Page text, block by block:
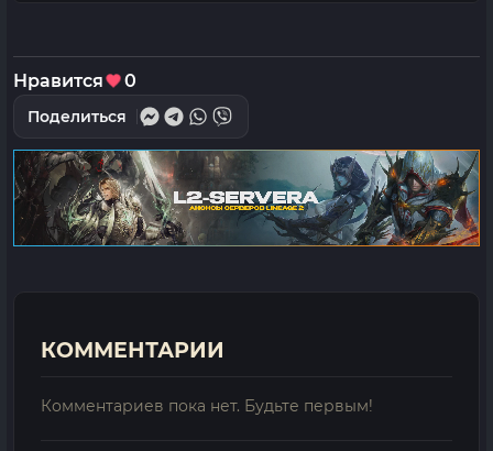
Нравится 0
Поделиться
КОММЕНТАРИИ
Комментариев пока нет. Будьте первым!